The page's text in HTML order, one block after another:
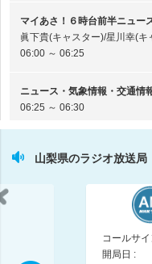
マイあさ！６時台前半ニュー
眞下貴(キャスター)/星川幸(
06:00 ～ 06:25
ニュース・気象情報・交通情
06:25 ～ 06:30
鈴木大輔(出演)/幅しげみ(出演)
マイあさ！６時台後半ニュ
眞下貴(キャスター)/星川幸(キ
山梨県のラジオ放送局
コールサイ
開局日 :